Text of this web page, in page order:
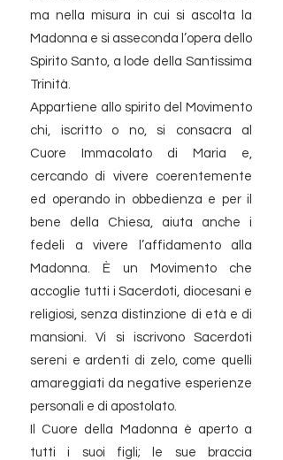
ma nella misura in cui si ascolta la
Madonna e si asseconda l’opera dello
Spirito Santo, a lode della Santissima
Trinità.
​Appartiene allo spirito del Movimento
chi, iscritto o no, si consacra al
Cuore Immacolato di Maria e,
cercando di vivere coerentemente
ed operando in obbedienza e per il
bene della Chiesa, aiuta anche i
fedeli a vivere l’affidamento alla
Madonna. È un Movimento che
accoglie tutti i Sacerdoti, diocesani e
religiosi, senza distinzione di età e di
mansioni. Vi si iscrivono Sacerdoti
sereni e ardenti di zelo, come quelli
amareggiati da negative esperienze
personali e di apostolato.
Il Cuore della Madonna è aperto a
tutti i suoi figli; le sue braccia